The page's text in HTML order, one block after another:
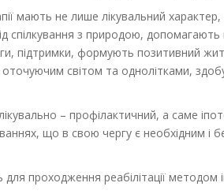
мають не лише лікувальний
спілкування з природою,
підтримки, формують позитивний
оточуючим світом та однолітками,
– профілактичний, а саме
що в свою чергу є необхідним і
проходження реабілітації методом